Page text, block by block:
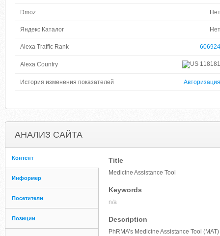
Dmoz Нет
Яндекс Каталог Нет
Alexa Traffic Rank 606924
Alexa Country 118181
История изменения показателей Авторизация
АНАЛИЗ САЙТА
Контент
Информер
Посетители
Позиции
Title
Medicine Assistance Tool
Keywords
n/a
Description
PhRMA’s Medicine Assistance Tool